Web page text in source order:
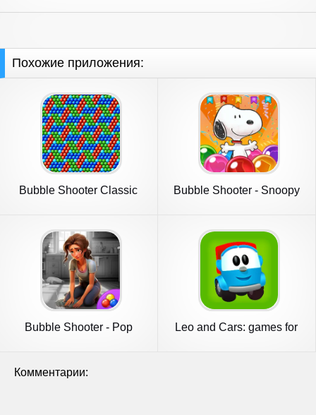
Похожие приложения:
Bubble Shooter Classic
Bubble Shooter - Snoopy
Bubble Shooter - Pop
Leo and Сars: games for
Комментарии: